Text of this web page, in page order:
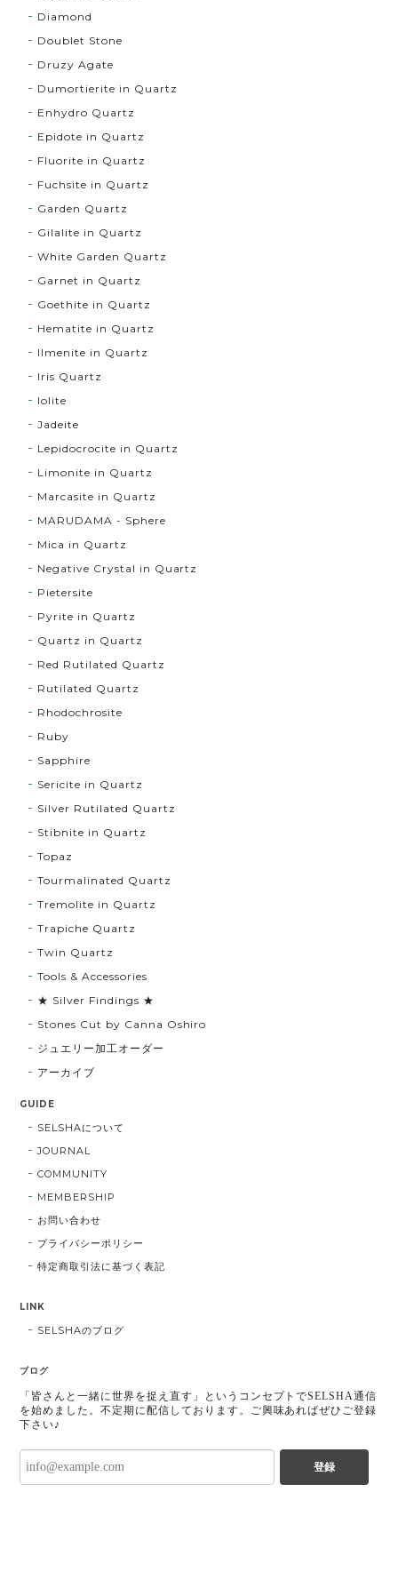
Diamond
Doublet Stone
Druzy Agate
Dumortierite in Quartz
Enhydro Quartz
Epidote in Quartz
Fluorite in Quartz
Fuchsite in Quartz
Garden Quartz
Gilalite in Quartz
White Garden Quartz
Garnet in Quartz
Goethite in Quartz
Hematite in Quartz
Ilmenite in Quartz
Iris Quartz
Iolite
Jadeite
Lepidocrocite in Quartz
Limonite in Quartz
Marcasite in Quartz
MARUDAMA - Sphere
Mica in Quartz
Negative Crystal in Quartz
Pietersite
Pyrite in Quartz
Quartz in Quartz
Red Rutilated Quartz
Rutilated Quartz
Rhodochrosite
Ruby
Sapphire
Sericite in Quartz
Silver Rutilated Quartz
Stibnite in Quartz
Topaz
Tourmalinated Quartz
Tremolite in Quartz
Trapiche Quartz
Twin Quartz
Tools & Accessories
★ Silver Findings ★
Stones Cut by Canna Oshiro
ジュエリー加工オーダー
アーカイブ
GUIDE
SELSHAについて
JOURNAL
COMMUNITY
MEMBERSHIP
お問い合わせ
プライバシーポリシー
特定商取引法に基づく表記
LINK
SELSHAのブログ
ブログ
「皆さんと一緒に世界を捉え直す」というコンセプトでSELSHA通信
を始めました。不定期に配信しております。ご興味あればぜひご登録
下さい♪
登録